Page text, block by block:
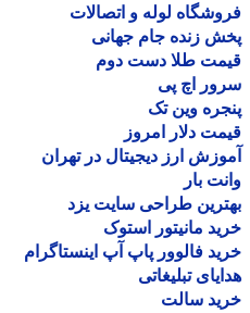
لوله و اتصالات
زنده جام جهانی
طلا دست دوم
اچ پی
وین تک
دلار امروز
ارز دیجیتال در تهران
بار
طراحی سایت یزد
مانیتور استوک
فالوور پاپ آپ اینستاگرام
تبلیغاتی
سالت